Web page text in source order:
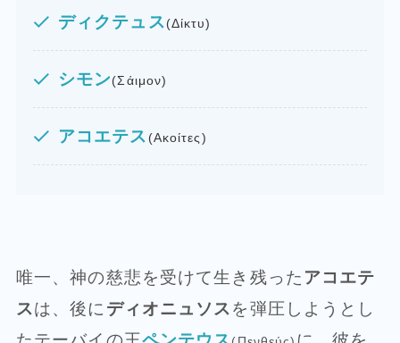
ディクテュス (Δίκτυ)
シモン(Σάιμον)
アコエテス (Ακοίτες)
唯一、神の慈悲を受けて生き残った アコエテ
スは、後に ディオニュソスを弾圧しようとし